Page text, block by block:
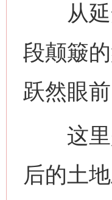
从延安
段颠簸
跃然眼前
这里是
后的土